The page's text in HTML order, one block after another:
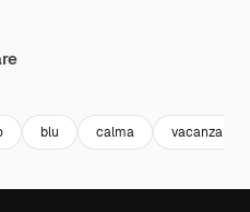
blu calma vacanza